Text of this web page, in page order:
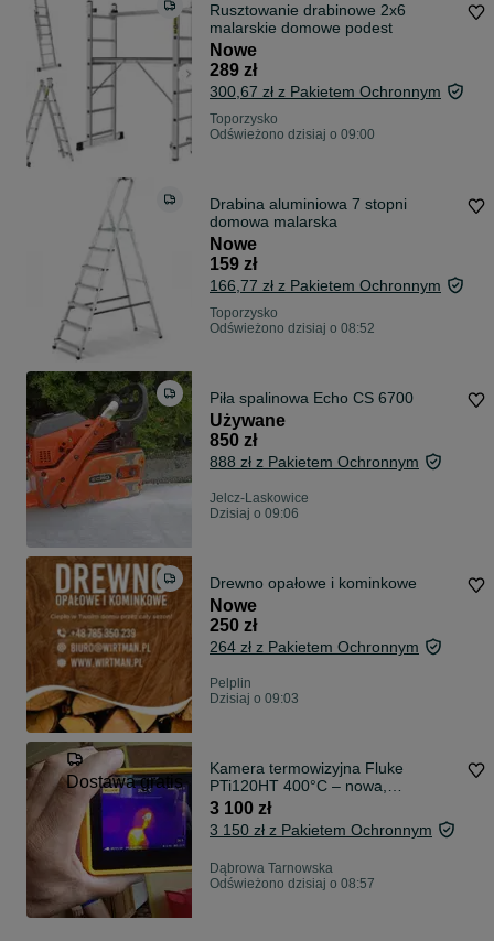
Rusztowanie drabinowe 2x6
malarskie domowe podest
Nowe
289 zł
300,67 zł z Pakietem Ochronnym
Toporzysko
Odświeżono dzisiaj o 09:00
Drabina aluminiowa 7 stopni
domowa malarska
Nowe
159 zł
166,77 zł z Pakietem Ochronnym
Toporzysko
Odświeżono dzisiaj o 08:52
Piła spalinowa Echo CS 6700
Używane
850 zł
888 zł z Pakietem Ochronnym
Jelcz-Laskowice
Dzisiaj o 09:06
Drewno opałowe i kominkowe
Nowe
250 zł
264 zł z Pakietem Ochronnym
Pelplin
Dzisiaj o 09:03
Dostawa gratis
Kamera termowizyjna Fluke
PTi120HT 400°C – nowa,
kompletny zestaw
3 100 zł
3 150 zł z Pakietem Ochronnym
Dąbrowa Tarnowska
Odświeżono dzisiaj o 08:57